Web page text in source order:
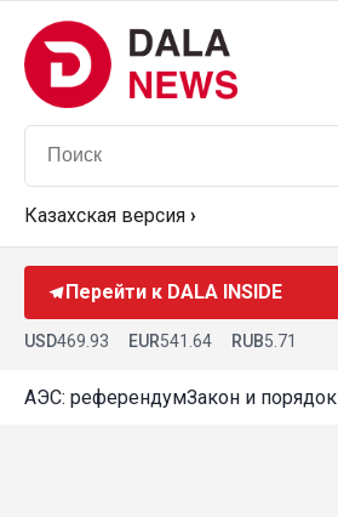
Казахская версия ›
Перейти к DALA INSIDE
USD469.93 EUR541.64 RUB5.71
АЭС: референдумЗакон и порядок